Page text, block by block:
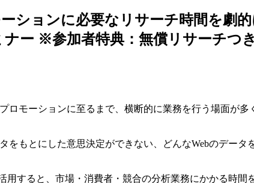
ションに必要なリサーチ時間を劇
ナー ※参加者特典：無償リサーチつ
モーションに至るまで、横断的に業務を行う場面が
もとにした意思決定ができない、どんなWebのデー
用すると、市場・消費者・競合の分析業務にかかる時